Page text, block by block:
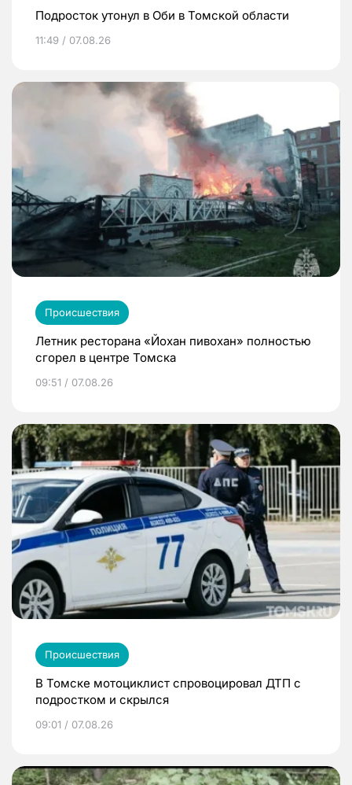
Подросток утонул в Оби в Томской области
11:49 / 07.08.26
Происшествия
Летник ресторана «Йохан пивохан» полностью
сгорел в центре Томска
09:51 / 07.08.26
Происшествия
В Томске мотоциклист спровоцировал ДТП с
подростком и скрылся
09:01 / 07.08.26